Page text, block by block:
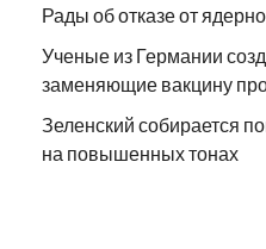
Рады об отказе от
Ученые из Германии
заменяющие вакцину
Зеленский собирается
на повышенных тонах